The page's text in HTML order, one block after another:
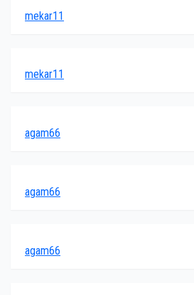
mekar11
mekar11
agam66
agam66
agam66